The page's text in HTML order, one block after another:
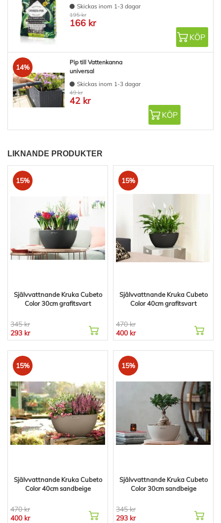
Skickas inom 1-3 dagar
195 kr
166 kr
KÖP
14%
Pip till Vattenkanna
universal
Skickas inom 1-3 dagar
49 kr
42 kr
KÖP
LIKNANDE PRODUKTER
15%
Självvattnande Kruka Cubeto
Color 30cm grafitsvart
345 kr
293 kr
15%
Självvattnande Kruka Cubeto
Color 40cm grafitsvart
470 kr
400 kr
15%
Självvattnande Kruka Cubeto
Color 40cm sandbeige
470 kr
400 kr
15%
Självvattnande Kruka Cubeto
Color 30cm sandbeige
345 kr
293 kr